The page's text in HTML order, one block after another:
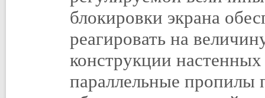
блокировки экрана
реагировать на
конструкции
параллельные пропилы